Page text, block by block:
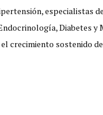
especialistas
Diabetes y
crecimiento sostenido